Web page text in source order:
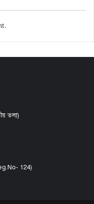
তলা)
124)